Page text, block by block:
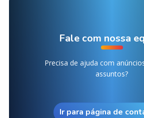
Fale com nossa
Precisa de ajuda com
assuntos?
Ir para página de